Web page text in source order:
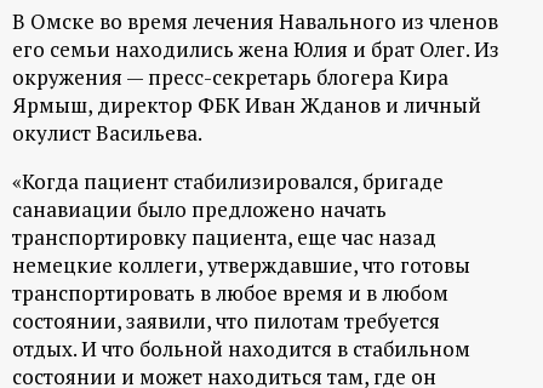
п
о
р
т
а
л
В Омске во время лечения Навального из членов
его семьи находились жена Юлия и брат Олег. Из
окружения — пресс-секретарь блогера Кира
Ярмыш, директор ФБК Иван Жданов и личный
окулист Васильева.
«Когда пациент стабилизировался, бригаде
санавиации было предложено начать
транспортировку пациента, еще час назад
немецкие коллеги, утверждавшие, что готовы
транспортировать в любое время и в любом
состоянии, заявили, что пилотам требуется
отдых. И что больной находится в стабильном
состоянии и может находиться там, где он